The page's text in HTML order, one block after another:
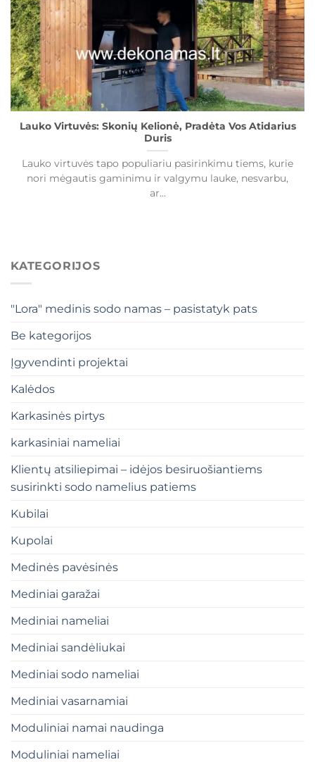
Lauko Virtuvės: Skonių Kelionė, Pradėta Vos Atidarius
Duris
Lauko virtuvės tapo populiariu pasirinkimu tiems, kurie
nori mėgautis gaminimu ir valgymu lauke, nesvarbu,
ar...
KATEGORIJOS
"Lora" medinis sodo namas – pasistatyk pats
Be kategorijos
Įgyvendinti projektai
Kalėdos
Karkasinės pirtys
karkasiniai nameliai
Klientų atsiliepimai – idėjos besiruošiantiems
susirinkti sodo namelius patiems
Kubilai
Kupolai
Medinės pavėsinės
Mediniai garažai
Mediniai nameliai
Mediniai sandėliukai
Mediniai sodo nameliai
Mediniai vasarnamiai
Moduliniai namai naudinga
Moduliniai nameliai